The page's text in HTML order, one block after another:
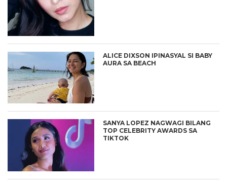
ALICE DIXSON IPINASYAL SI BABY
AURA SA BEACH
SANYA LOPEZ NAGWAGI BILANG
TOP CELEBRITY AWARDS SA
TIKTOK